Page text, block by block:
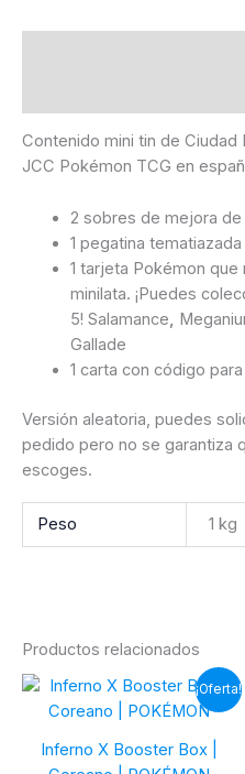
Contenido mini tin de
JCC Pokémon TCG en
2 sobres de mejora
1 pegatina tematiazada
1 tarjeta Pokémon
minilata. ¡Puedes
5! Salamance,
Gallade
1 carta con código
Versión aleatoria, puedes
pedido pero no se garantiza
escoges.
Peso 1 kg
Productos relacionados
¡Oferta!
Inferno X Booster Box |